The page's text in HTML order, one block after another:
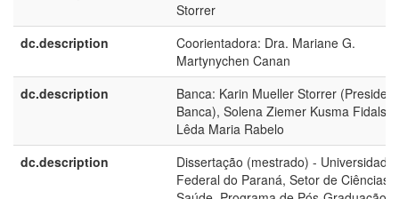
Storrer
dc.description
Coorientadora: Dra. Mariane G.
Martynychen Canan
dc.description
Banca: Karin Mueller Storrer
Banca), Solena Ziemer Kusma Fidalski
Lêda Maria Rabelo
dc.description
Dissertação (mestrado) - Universidade
Federal do Paraná, Setor de Ciências